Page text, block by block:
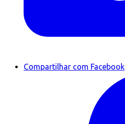
Compartilhar com Facebook